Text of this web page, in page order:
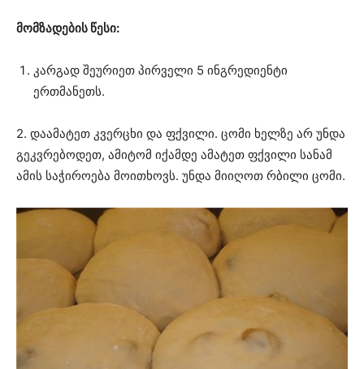
მომზადების წესი:
კარგად შეურიეთ პირველი 5 ინგრედიენტი
ერთმანეთს.
2. დაამატეთ კვერცხი და ფქვილი. ცომი ხელზე არ უნდა
გეკვრებოდეთ, ამიტომ იქამდე ამატეთ ფქვილი სანამ
ამის საჭიროება მოითხოვს. უნდა მიიღოთ რბილი ცომი.